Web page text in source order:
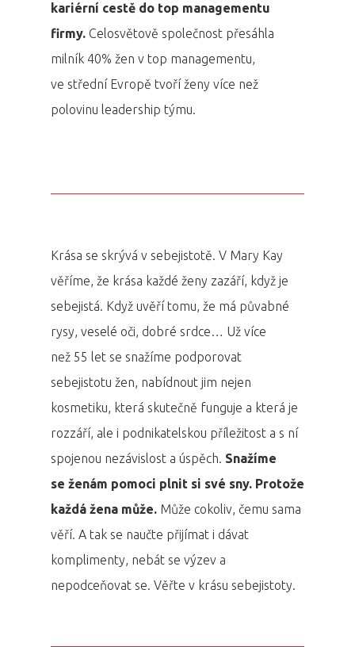
kariérní cestě do top managementu
firmy. Celosvětově společnost přesáhla
milník 40% žen v top managementu,
ve střední Evropě tvoří ženy více než
polovinu leadership týmu.
Krása se skrývá v sebejistotě. V Mary Kay
věříme, že krása každé ženy zazáří, když je
sebejistá. Když uvěří tomu, že má půvabné
rysy, veselé oči, dobré srdce… Už více
než 55 let se snažíme podporovat
sebejistotu žen, nabídnout jim nejen
kosmetiku, která skutečně funguje a která je
rozzáří, ale i podnikatelskou příležitost a s ní
spojenou nezávislost a úspěch. Snažíme
se ženám pomoci plnit si své sny. Protože
každá žena může. Může cokoliv, čemu sama
věří. A tak se naučte přijímat i dávat
komplimenty, nebát se výzev a
nepodceňovat se. Věřte v krásu sebejistoty.